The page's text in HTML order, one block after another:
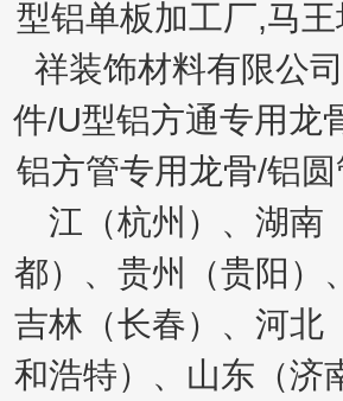
型铝单板加工厂,马
祥装饰材料有限公
件/U型铝方通专用龙
铝方管专用龙骨/铝
江（杭州）、湖南
都）、贵州（贵阳）
吉林（长春）、河北
和浩特）、山东（济